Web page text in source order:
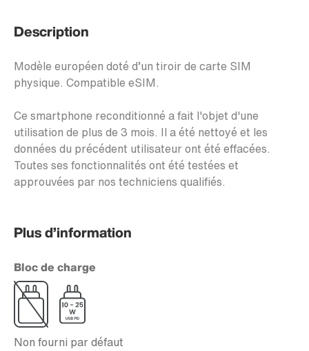
Description
Modèle européen doté d’un tiroir de carte SIM
physique. Compatible eSIM.
Ce smartphone reconditionné a fait l'objet d'une
utilisation de plus de 3 mois. Il a été nettoyé et les
données du précédent utilisateur ont été effacées.
Toutes ses fonctionnalités ont été testées et
approuvées par nos techniciens qualifiés.
Plus d’information
Bloc de charge
Non fourni par défaut